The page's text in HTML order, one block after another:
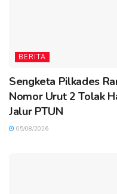
BERITA
Sengketa Pilkades
Nomor Urut 2 Tolak
Jalur PTUN
05/08/2026